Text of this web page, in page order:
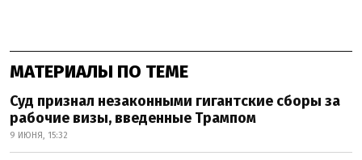
МАТЕРИАЛЫ ПО ТЕМЕ
Суд признал незаконными гигантские сборы за
рабочие визы, введенные Трампом
9 ИЮНЯ, 15:32